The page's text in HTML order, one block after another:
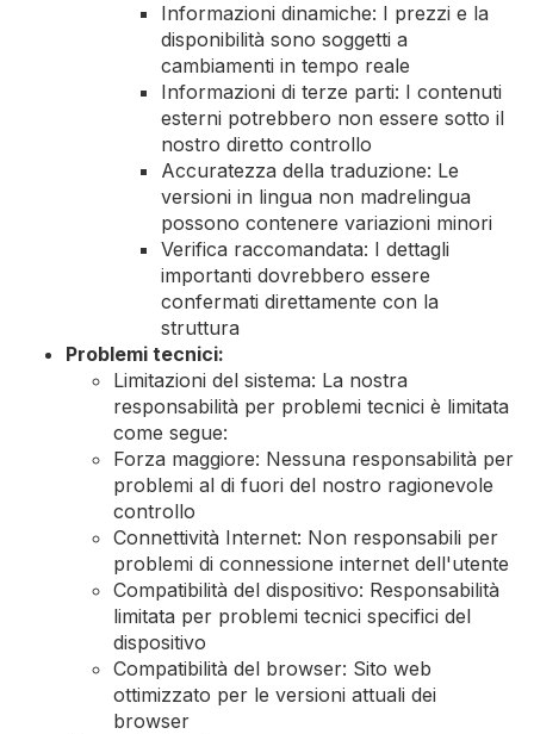
Informazioni dinamiche: I prezzi e la
disponibilità sono soggetti a
cambiamenti in tempo reale
Informazioni di terze parti: I contenuti
esterni potrebbero non essere sotto il
nostro diretto controllo
Accuratezza della traduzione: Le
versioni in lingua non madrelingua
possono contenere variazioni minori
Verifica raccomandata: I dettagli
importanti dovrebbero essere
confermati direttamente con la
struttura
Problemi tecnici:
Limitazioni del sistema: La nostra
responsabilità per problemi tecnici è limitata
come segue:
Forza maggiore: Nessuna responsabilità per
problemi al di fuori del nostro ragionevole
controllo
Connettività Internet: Non responsabili per
problemi di connessione internet dell'utente
Compatibilità del dispositivo: Responsabilità
limitata per problemi tecnici specifici del
dispositivo
Compatibilità del browser: Sito web
ottimizzato per le versioni attuali dei
browser